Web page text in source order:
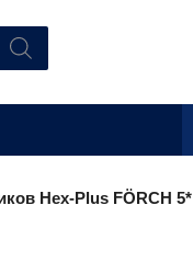
Hex-Plus FÖRCH 5*